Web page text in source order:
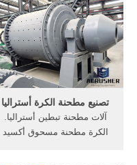
محطم, ملموسة صغيرة,
طاحونة كسارة في سيدني نيو
ساوث ويلز أستراليا .
تصنيع مطحنة الكرة أستراليا
آلات مطحنة تبطين أستراليا.
الكرة مطحنة مسحوق أكسيد